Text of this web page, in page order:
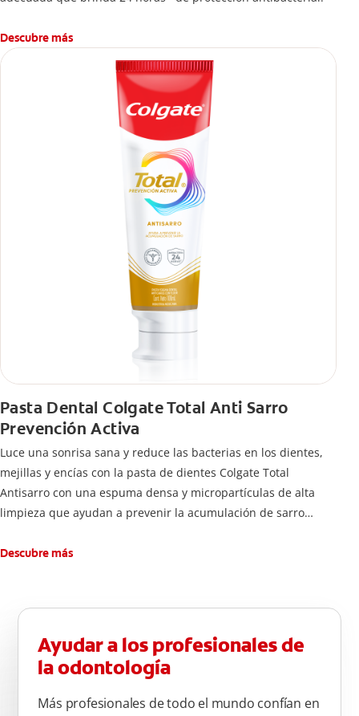
Descubre más
Pasta Dental Colgate Total Anti Sarro
Prevención Activa
Luce una sonrisa sana y reduce las bacterias en los dientes,
mejillas y encías con la pasta de dientes Colgate Total
Antisarro con una espuma densa y micropartículas de alta
limpieza que ayudan a prevenir la acumulación de sarro
Descubre más
Ayudar a los profesionales de
la odontología
Más profesionales de todo el mundo confían en